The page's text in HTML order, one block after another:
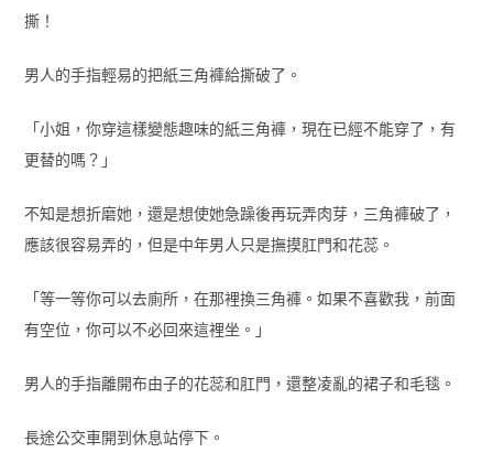
撕！
男人的手指輕易的把紙三角褲給撕破了。
「小姐，你穿這樣變態趣味的紙三角褲，現在已經不能穿了，有
更替的嗎？」
不知是想折磨她，還是想使她急躁後再玩弄肉芽，三角褲破了，
應該很容易弄的，但是中年男人只是撫摸肛門和花蕊。
「等一等你可以去廁所，在那裡換三角褲。如果不喜歡我，前面
有空位，你可以不必回來這裡坐。」
男人的手指離開布由子的花蕊和肛門，還整凌亂的裙子和毛毯。
長途公交車開到休息站停下。